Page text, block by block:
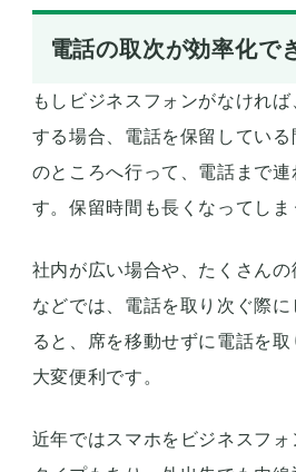
電話の取次が効率化で
もしビジネスフォンがなけれ
する場合、電話を保留してい
のところへ行って、電話まで連
す。保留時間も長くなってしま
社内が広い場合や、たくさん
などでは、電話を取り次ぐ際
ると、席を移動せずに電話を取
大変便利です。
近年ではスマホをビジネスフ